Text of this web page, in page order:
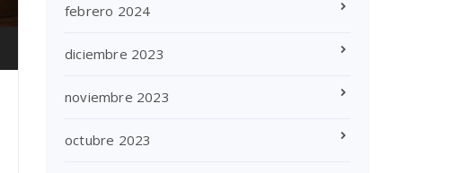
febrero 2024
diciembre 2023
noviembre 2023
octubre 2023